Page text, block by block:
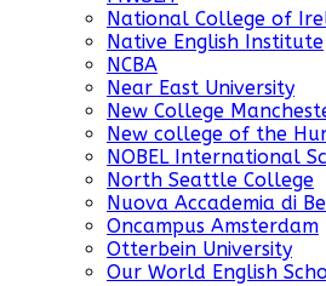
National College of
Native English Institute
NCBA
Near East University
New College
New college of the
NOBEL International
North Seattle College
Nuova Accademia di
Oncampus Amsterdam
Otterbein University
Our World English